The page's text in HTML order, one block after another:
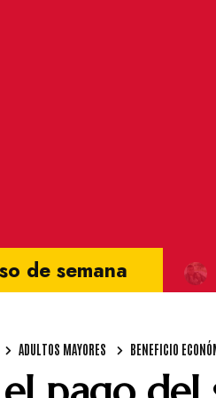
de semana
ADULTOS MAYORES BENEFICIO